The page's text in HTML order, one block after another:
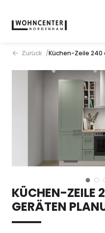
Zurück Küchen-Zeile 240
KÜCHEN-ZEILE
GERÄTEN